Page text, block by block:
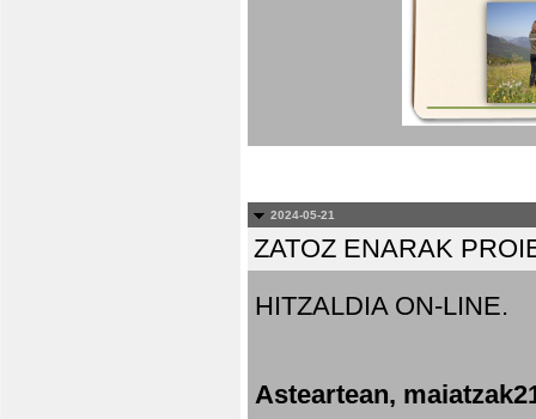
2024-05-21
ZATOZ ENARAK
HITZALDIA ON-LINE.
Asteartean,